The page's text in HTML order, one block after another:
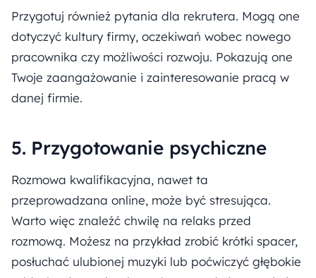
Przygotuj również pytania dla rekrutera. Mogą one
dotyczyć kultury firmy, oczekiwań wobec nowego
pracownika czy możliwości rozwoju. Pokazują one
Twoje zaangażowanie i zainteresowanie pracą w
danej firmie.
5. Przygotowanie psychiczne
Rozmowa kwalifikacyjna, nawet ta
przeprowadzana online, może być stresująca.
Warto więc znaleźć chwilę na relaks przed
rozmową. Możesz na przykład zrobić krótki spacer,
posłuchać ulubionej muzyki lub poćwiczyć głębokie